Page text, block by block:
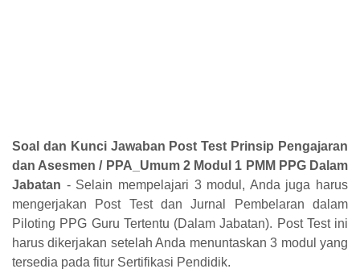
Soal dan Kunci Jawaban Post Test Prinsip Pengajaran
dan Asesmen / PPA_Umum 2 Modul 1 PMM PPG Dalam
Jabatan - Selain mempelajari 3 modul, Anda juga harus
mengerjakan Post Test dan Jurnal Pembelaran dalam
Piloting PPG Guru Tertentu (Dalam Jabatan). Post Test ini
harus dikerjakan setelah Anda menuntaskan 3 modul yang
tersedia pada fitur Sertifikasi Pendidik.